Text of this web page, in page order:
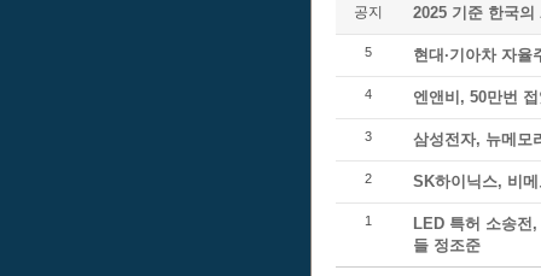
공지 2025 기준 한국
5 현대·기아차 자
4 엔앤비, 50만번
3 삼성전자, 뉴메모
2 SK하이닉스, 비
1
LED 특허 소송전
들 정조준